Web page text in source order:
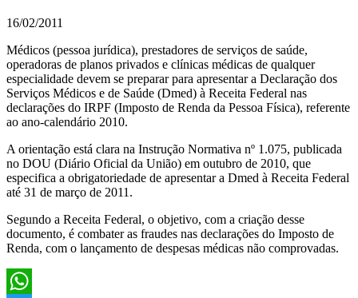
16/02/2011
Médicos (pessoa jurídica), prestadores de serviços de saúde,
operadoras de planos privados e clínicas médicas de qualquer
especialidade devem se preparar para apresentar a Declaração dos
Serviços Médicos e de Saúde (Dmed) à Receita Federal nas
declarações do IRPF (Imposto de Renda da Pessoa Física), referente
ao ano-calendário 2010.
A orientação está clara na Instrução Normativa nº 1.075, publicada
no DOU (Diário Oficial da União) em outubro de 2010, que
especifica a obrigatoriedade de apresentar a Dmed à Receita Federal
até 31 de março de 2011.
Segundo a Receita Federal, o objetivo, com a criação desse
documento, é combater as fraudes nas declarações do Imposto de
Renda, com o lançamento de despesas médicas não comprovadas.